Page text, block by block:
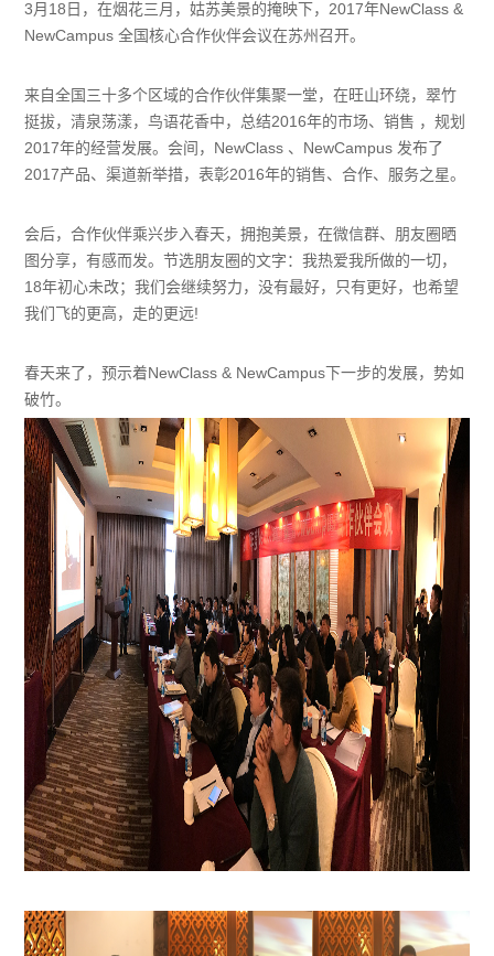
3月18日，在烟花三月，姑苏美景的掩映下，2017年NewClass &
NewCampus 全国核心合作伙伴会议在苏州召开。
来自全国三十多个区域的合作伙伴集聚一堂，在旺山环绕，翠竹
挺拔，清泉荡漾，鸟语花香中，总结2016年的市场、销售 ，规划
2017年的经营发展。会间，NewClass 、NewCampus 发布了
2017产品、渠道新举措，表彰2016年的销售、合作、服务之星。
会后，合作伙伴乘兴步入春天，拥抱美景，在微信群、朋友圈晒
图分享，有感而发。节选朋友圈的文字：我热爱我所做的一切，
18年初心未改；我们会继续努力，没有最好，只有更好，也希望
我们飞的更高，走的更远!
春天来了，预示着NewClass & NewCampus下一步的发展，势如
破竹。